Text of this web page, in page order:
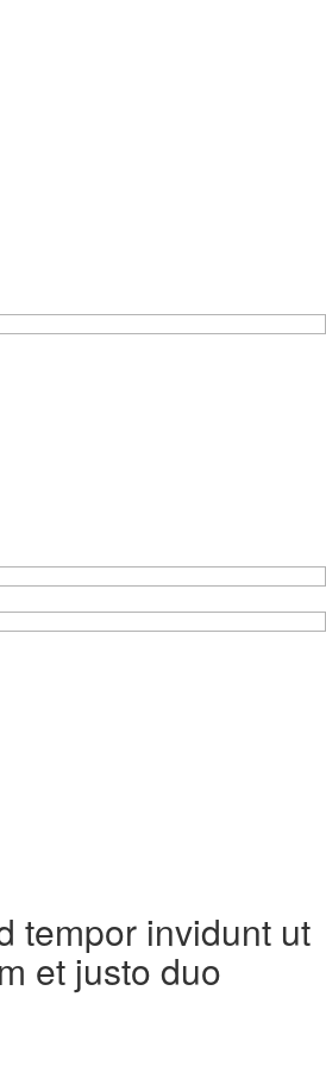
tempor invidunt ut
et justo duo